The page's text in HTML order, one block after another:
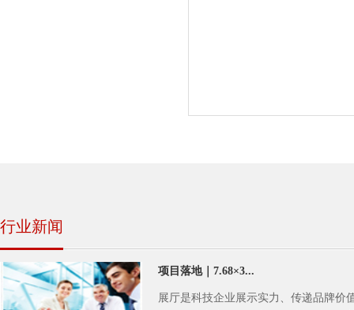
行业新闻
项目落地｜7.68×3...
展厅是科技企业展示实力、传递品牌价